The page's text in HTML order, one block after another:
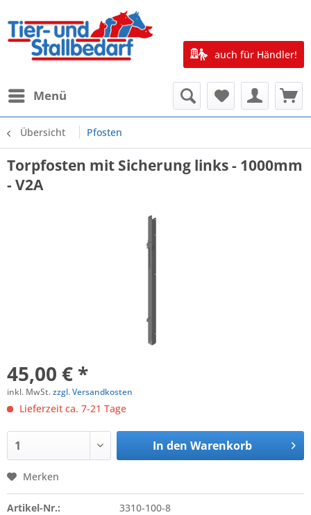
Menü
auch für Händler!
Übersicht Pfosten
Torpfosten mit Sicherung links - 1000mm
- V2A
45,00 € *
inkl. MwSt.zzgl. Versandkosten
Lieferzeit ca. 7-21 Tage
In den Warenkorb
Merken
Artikel-Nr.: 3310-100-8